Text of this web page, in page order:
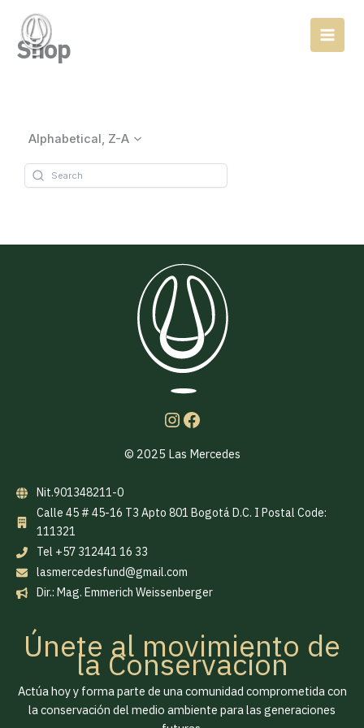
contenido
Shop
Alphabetical, Z-A
© 2025 Las Mercedes
Nit.901348211-0
Calle 45 # 45-16 T3 Apto 801 Bogotá D.C. I Postal Code:
111321
Tel +57 312441 16 33
lasmercedesfund@gmail.com
Dir.: Mag. Emmerich Weissenberger
Únete al movimiento de
la Conservacíon
Actúa hoy y forma parte de una comunidad comprometida con
la conservación del medio ambiente para las generaciones